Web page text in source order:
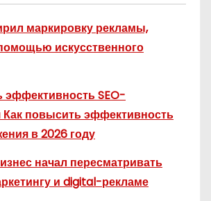
маркировку рекламы,
искусственного
эффективность SEO-
повысить эффективность
в 2026 году
начал пересматривать
и digital-рекламе